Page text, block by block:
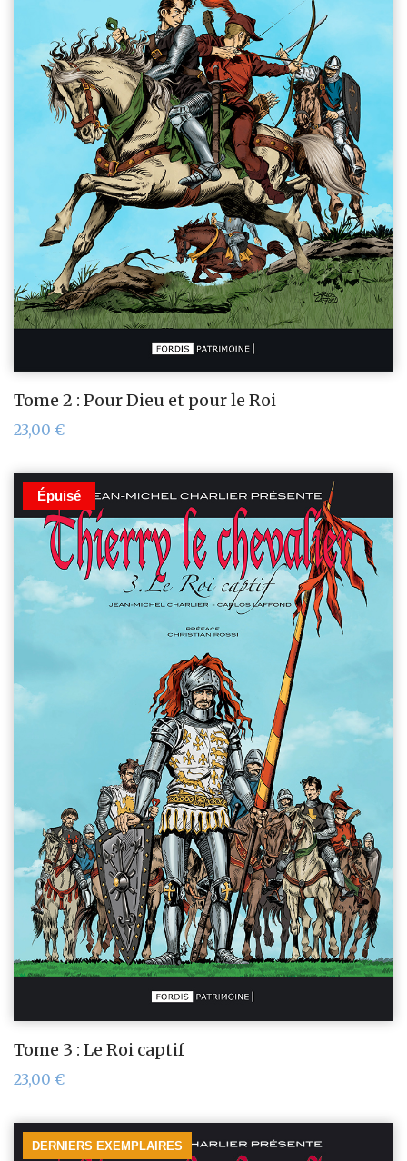
Tome 2 : Pour Dieu et pour le Roi
23,00 €
Épuisé
Tome 3 : Le Roi captif
23,00 €
DERNIERS EXEMPLAIRES